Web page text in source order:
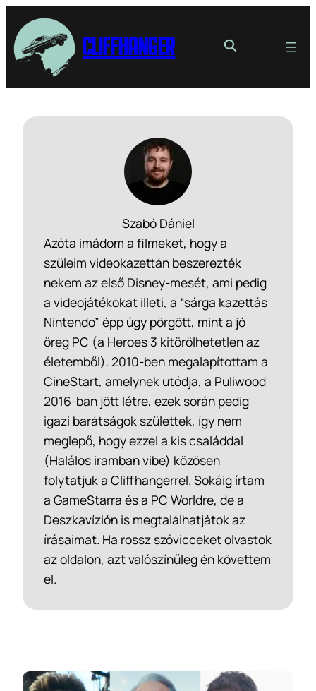
Cliffhanger
Szabó Dániel
Azóta imádom a filmeket, hogy a
szüleim videokazettán beszerezték
nekem az első Disney-mesét, ami pedig
a videojátékokat illeti, a “sárga kazettás
Nintendo” épp úgy pörgött, mint a jó
öreg PC (a Heroes 3 kitörölhetetlen az
életemből). 2010-ben megalapítottam a
CineStart, amelynek utódja, a Puliwood
2016-ban jött létre, ezek során pedig
igazi barátságok születtek, így nem
meglepő, hogy ezzel a kis családdal
(Halálos iramban vibe) közösen
folytatjuk a Cliffhangerrel. Sokáig írtam
a GameStarra és a PC Worldre, de a
Deszkavízión is megtalálhatjátok az
írásaimat. Ha rossz szóvicceket olvastok
az oldalon, azt valószínűleg én követtem
el.